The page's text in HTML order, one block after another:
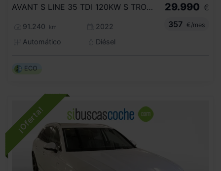
AVANT S LINE 35 TDI 120KW S TRONIC
91.240 km
2022
Automático
Diésel
29.990 €
357
€/mes
ECO